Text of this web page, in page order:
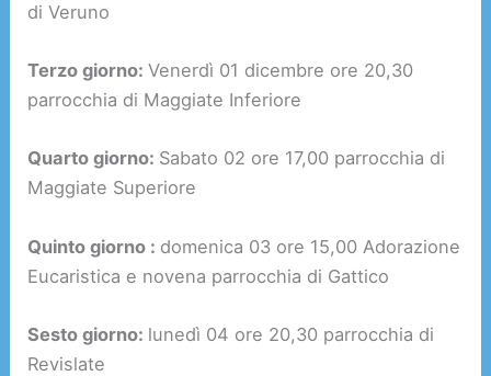
di Veruno
Terzo giorno:Venerdì 01 dicembre ore 20,30
parrocchia di Maggiate Inferiore
Quarto giorno: Sabato 02 ore 17,00 parrocchia di
Maggiate Superiore
Quinto giorno : domenica 03 ore 15,00 Adorazione
Eucaristica e novena parrocchia di Gattico
Sesto giorno: lunedì 04 ore 20,30 parrocchia di
Revislate